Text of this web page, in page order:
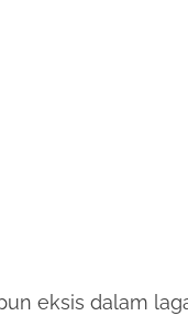
eksis dalam